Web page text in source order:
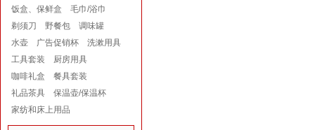
饭盒、保鲜盒
毛巾/浴巾
剃须刀
野餐包
调味罐
水壶
广告促销杯
洗漱用具
工具套装
厨房用具
咖啡礼盒
餐具套装
礼品茶具
保温壶/保温杯
家纺和床上用品